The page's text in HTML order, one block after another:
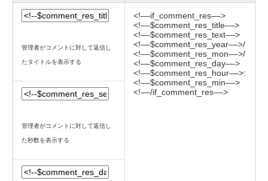
管理者がコメントに対して返信し
たタイトルを表示する
<!––if_comment_res––>
<!––$comment_res_title––>
<!––$comment_res_text––>
<!––$comment_res_year––>/
<!––$comment_res_mon––>/
<!––$comment_res_day––>
<!––$comment_res_hour––>:
<!––$comment_res_min––>
<!––/if_comment_res––>
管理者がコメントに対して返信し
た秒数を表示する